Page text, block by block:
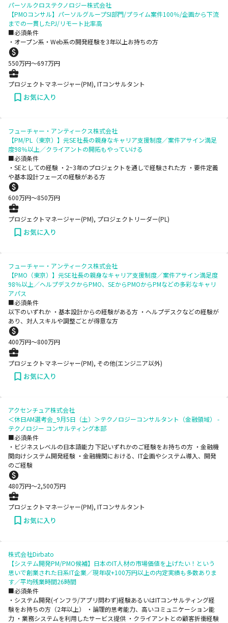
パーソルクロステクノロジー株式会社
【PMOコンサル】パーソルグループSI部門/プライム案件100％/企画から下流
までの一貫したPJ/リモート比率高
■必須条件
・オープン系・Web系の開発経験を3年以上お持ちの方
550万円〜697万円
プロジェクトマネージャー(PM), ITコンサルタント
お気に入り
フューチャー・アンティークス株式会社
【PM/PL（東京）】元SE社長の親身なキャリア支援制度／案件アサイン満足
度98％以上／クライアントの開拓もやっていける
■必須条件
・SEとしての経験 ・2~3年のプロジェクトを通しで経験された方 ・要件定義
や基本設計フェーズの経験がある方
600万円〜850万円
プロジェクトマネージャー(PM), プロジェクトリーダー(PL)
お気に入り
フューチャー・アンティークス株式会社
【PMO（東京）】元SE社長の親身なキャリア支援制度／案件アサイン満足度
98％以上／ヘルプデスクからPMO、SEからPMOからPMなどの多彩なキャリ
アパス
■必須条件
以下のいずれか ・基本設計からの経験がある方 ・ヘルプデスクなどの経験が
あり、対人スキルや調整ごとが得意な方
400万円〜800万円
プロジェクトマネージャー(PM), その他(エンジニア以外)
お気に入り
アクセンチュア株式会社
＜休日AM選考会_9月5日（土）＞テクノロジーコンサルタント（金融領域） -
テクノロジー コンサルティング本部
■必須条件
・ビジネスレベルの日本語能力 下記いずれかのご経験をお持ちの方 ・金融機
関向けシステム開発経験 ・金融機関における、IT企画やシステム導入、開発
のご経験
480万円〜2,500万円
プロジェクトマネージャー(PM), ITコンサルタント
お気に入り
株式会社Dirbato
【システム開発PM/PMO候補】日本のIT人材の市場価値を上げたい！という
思いで創業された日系IT企業／現年収+100万円以上の内定実績も多数ありま
す／平均残業時間26時間
■必須条件
・システム開発(インフラ/アプリ問わず)経験あるいはITコンサルティング経
験をお持ちの方（2年以上） ・論理的思考能力、高いコミュニケーション能
力 ・業務システムを利用したサービス提供 ・クライアントとの顧客折衝経験